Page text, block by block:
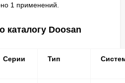
1 применений.
каталогу Doosan
Серии Тип